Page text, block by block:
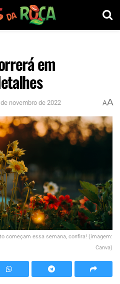
em
novembro de 2022 AA
começam essa semana, confira! (imagem:
Canva)